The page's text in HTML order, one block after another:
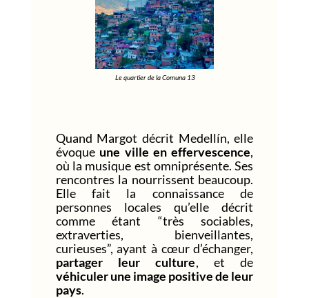
Le quartier de la Comuna 13
Quand Margot décrit Medellín, elle
évoque une ville en effervescence,
où la musique est omniprésente. Ses
rencontres la nourrissent beaucoup.
Elle fait la connaissance de
personnes locales qu’elle décrit
comme étant “très sociables,
extraverties, bienveillantes,
curieuses”, ayant à cœur d’échanger,
partager leur culture, et de
véhiculer une image positive de leur
pays.